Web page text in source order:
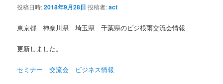
投稿日時:2018年9月28日 投稿者:act
東京都 神奈川県 埼玉県 千葉県のビジ根雨交流会情報
更新しました。
セミナー 交流会 ビジネス情報